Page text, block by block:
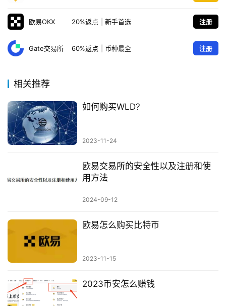
欧易OKX 20%返点 新手首选 注册
Gate交易所 60%返点 币种最全 注册
相关推荐
如何购买WLD?
2023-11-24
欧易交易所的安全性以及注册和使
用方法
2024-09-12
欧易怎么购买比特币
2023-11-15
2023币安怎么赚钱